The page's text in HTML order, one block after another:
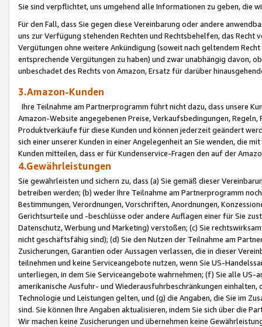
Sie sind verpflichtet, uns umgehend alle Informationen zu geben, die
Für den Fall, dass Sie gegen diese Vereinbarung oder andere
uns zur Verfügung stehenden Rechten und Rechtsbehelfen, das
Vergütungen ohne weitere Ankündigung (soweit nach geltendem
entsprechende Vergütungen zu haben) und zwar unabhängig davon,
unbeschadet des Rechts von Amazon, Ersatz für darüber
3.Amazon-Kunden
Ihre Teilnahme am Partnerprogramm führt nicht dazu, dass unsere
Amazon-Website angegebenen Preise, Verkaufsbedingungen,
Produktverkäufe für diese Kunden und können jederzeit geändert
sich einer unserer Kunden in einer Angelegenheit an Sie wenden, die
Kunden mitteilen, dass er für Kundenservice-Fragen den auf der
4.Gewährleistungen
Sie gewährleisten und sichern zu, dass (a) Sie gemäß dieser
betreiben werden; (b) weder Ihre Teilnahme am Partnerprogramm
Bestimmungen, Verordnungen, Vorschriften, Anordnungen,
Gerichtsurteile und -beschlüsse oder andere Auflagen einer für Sie
Datenschutz, Werbung und Marketing) verstoßen; (c) Sie
nicht geschäftsfähig sind); (d) Sie den Nutzen der Teilnahme am
Zusicherungen, Garantien oder Aussagen verlassen, die in dieser
teilnehmen und keine Serviceangebote nutzen, wenn Sie US-
unterliegen, in dem Sie Serviceangebote wahrnehmen; (f) Sie alle
amerikanische Ausfuhr- und Wiederausfuhrbeschränkungen
Technologie und Leistungen gelten, und (g) die Angaben, die Sie im
sind. Sie können Ihre Angaben aktualisieren, indem Sie sich über die
Wir machen keine Zusicherungen und übernehmen keine